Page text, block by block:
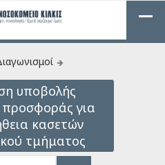
υποβολής
προσφοράς για
κασετών
τμήματος